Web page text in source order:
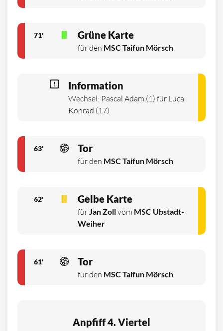
71' Grüne Karte
für den MSC Taifun Mörsch
Information
Wechsel: Pascal Adam (1) für Luca
Konrad (17)
63' Tor
für den MSC Taifun Mörsch
62' Gelbe Karte
für Jan Zollvom MSC Ubstadt-
Weiher
61' Tor
für den MSC Taifun Mörsch
Anpfiff 4. Viertel